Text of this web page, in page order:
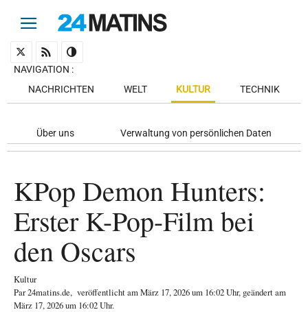
NAVIGATION :
NACHRICHTEN
WELT KULTUR TECHNIK
Über uns Verwaltung von persönlichen Daten
KPop Demon Hunters:
Erster K-Pop-Film bei
den Oscars
Kultur
Par24matins.de, veröffentlicht amMärz 17, 2026um 16:02 Uhr, geändert am
März 17, 2026 um 16:02 Uhr.